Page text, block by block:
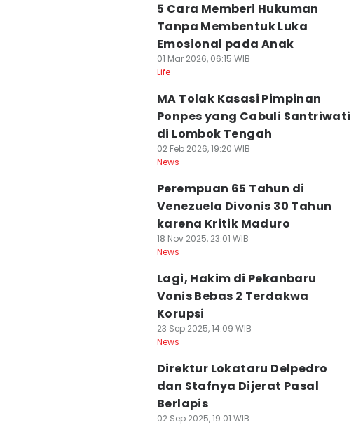
5 Cara Memberi Hukuman
Tanpa Membentuk Luka
Emosional pada Anak
01 Mar 2026, 06:15 WIB
Life
MA Tolak Kasasi Pimpinan
Ponpes yang Cabuli Santriwati
di Lombok Tengah
02 Feb 2026, 19:20 WIB
News
Perempuan 65 Tahun di
Venezuela Divonis 30 Tahun
karena Kritik Maduro
18 Nov 2025, 23:01 WIB
News
Lagi, Hakim di Pekanbaru
Vonis Bebas 2 Terdakwa
Korupsi
23 Sep 2025, 14:09 WIB
News
Direktur Lokataru Delpedro
dan Stafnya Dijerat Pasal
Berlapis
02 Sep 2025, 19:01 WIB